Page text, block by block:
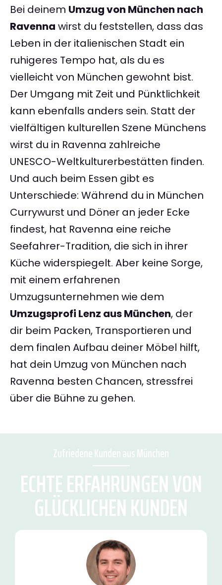
Bei deinem Umzug von München nach
Ravenna wirst du feststellen, dass das
Leben in der italienischen Stadt ein
ruhigeres Tempo hat, als du es
vielleicht von München gewohnt bist.
Der Umgang mit Zeit und Pünktlichkeit
kann ebenfalls anders sein. Statt der
vielfältigen kulturellen Szene Münchens
wirst du in Ravenna zahlreiche
UNESCO-Weltkulturerbestätten finden.
Und auch beim Essen gibt es
Unterschiede: Während du in München
Currywurst und Döner an jeder Ecke
findest, hat Ravenna eine reiche
Seefahrer-Tradition, die sich in ihrer
Küche widerspiegelt. Aber keine Sorge,
mit einem erfahrenen
Umzugsunternehmen wie dem
Umzugsprofi Lenz aus München, der
dir beim Packen, Transportieren und
dem finalen Aufbau deiner Möbel hilft,
hat dein Umzug von München nach
Ravenna besten Chancen, stressfrei
über die Bühne zu gehen.
Zufriedene Kunden aus München
ECHTE ERFAHRUNGEN VON
GLÜCKLICHEN KUNDEN